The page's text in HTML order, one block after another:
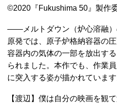
©2020『Fukushima 50』製作
――メルトダウン（炉心溶融）
原発では、原子炉格納容器の
容器内の気体の一部を放出す
られました。本作でも、作業
に突入する姿が描かれています
【渡辺】僕は自分の映画を観